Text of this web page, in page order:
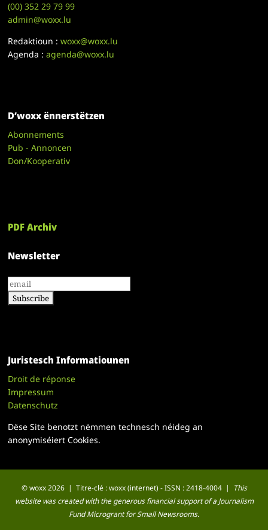
(00)352 29 79 99
admin@woxx.lu
Redaktioun :woxx@woxx.lu
Agenda :agenda@woxx.lu
D’woxx ënnerstëtzen
Abonnements
Pub - Annoncen
Don/Kooperativ
PDF Archiv
Newsletter
Juristesch Informatiounen
Droit de réponse
Impressum
Datenschutz
Dëse Site benotzt nëmmen technesch néideg an
anonymiséiert Cookies.
© woxx 2026 | Titre-clé : woxx (internet) - ISSN : 2418-4004 |
This
website was created with the generous financial support of a Journalism
Fund Microgrant for Small Newsrooms.